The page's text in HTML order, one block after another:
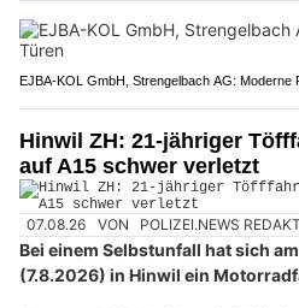
EJBA-KOL GmbH, Strengelbach AG: Moderne
Hinwil ZH: 21-jähriger
auf A15 schwer verletzt
07.08.26 VON POLIZEI.NEWS
Bei einem Selbstunfall hat sich
(7.8.2026) in Hinwil ein